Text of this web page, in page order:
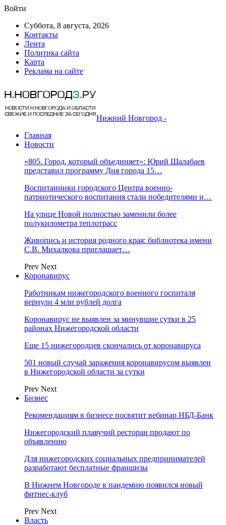
Войти
Суббота, 8 августа, 2026
Контакты
Лента
Политика сайта
Карта
Реклама на сайте
Нижний Новгород -
Главная
Новости
«805. Город, который объединяет»: Юрий Шалабаев
представил программу Дня города 15…
Воспитанники городского Центра военно-
патриотического воспитания стали победителями и…
На улице Новой полностью заменили более
полукилометра теплотрасс
Живопись и история родного края: библиотека имени
С.В. Михалкова приглашает…
Prev Next
Коронавирус
Работникам нижегородского военного госпиталя
вернули 4 млн рублей долга
Коронавирус не выявлен за минувшие сутки в 25
районах Нижегородской области
Еще 15 нижегородцев скончались от коронавируса
501 новый случай заражения коронавирусом выявлен
в Нижегородской области за сутки
Prev Next
Бизнес
Рекомендациям в бизнесе посвятит вебинар НБД-Банк
Нижегородский плавучий ресторан продают по
объявлению
Для нижегородских социальных предпринимателей
разработают бесплатные франшизы
В Нижнем Новгороде в пандемию появился новый
фитнес-клуб
Prev Next
Власть